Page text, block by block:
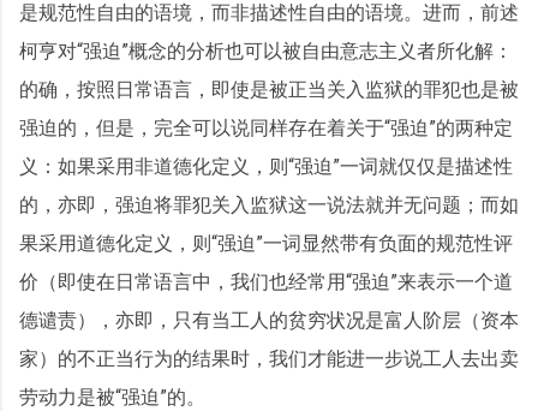
是规范性自由的语境，而非描述性自由的语境。进而，前述
柯亨对“强迫”概念的分析也可以被自由意志主义者所化解：
的确，按照日常语言，即使是被正当关入监狱的罪犯也是被
强迫的，但是，完全可以说同样存在着关于“强迫”的两种定
义：如果采用非道德化定义，则“强迫”一词就仅仅是描述性
的，亦即，强迫将罪犯关入监狱这一说法就并无问题；而如
果采用道德化定义，则“强迫”一词显然带有负面的规范性评
价（即使在日常语言中，我们也经常用“强迫”来表示一个道
德谴责），亦即，只有当工人的贫穷状况是富人阶层（资本
家）的不正当行为的结果时，我们才能进一步说工人去出卖
劳动力是被“强迫”的。